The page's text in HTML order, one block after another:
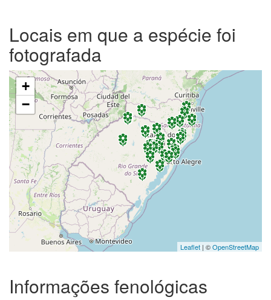
Locais em que a espécie foi
fotografada
+
−
Leaflet | ©OpenStreetMap
Informações fenológicas